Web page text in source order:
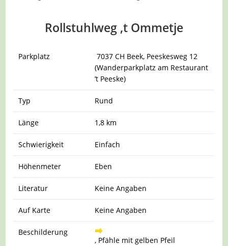
Rollstuhlweg ‚t Ommetje
Parkplatz
7037 CH Beek, Peeskesweg 12
(Wanderparkplatz am Restaurant
’t Peeske)
Typ Rund
Länge 1,8 km
Schwierigkeit Einfach
Höhenmeter Eben
Literatur Keine Angaben
Auf Karte Keine Angaben
Beschilderung
, Pfähle mit gelben Pfeil